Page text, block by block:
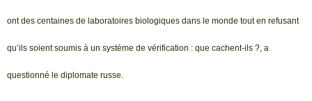
ont des centaines de laboratoires biologiques dans le monde tout en refusant
qu’ils soient soumis à un système de vérification : que cachent-ils ?, a
questionné le diplomate russe.